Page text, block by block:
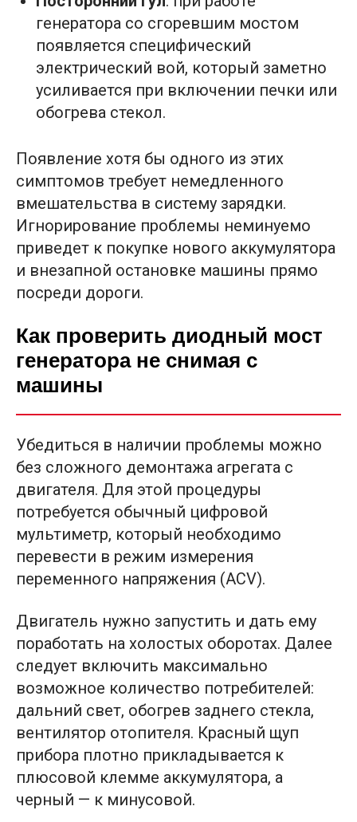
генератора со сгоревшим мостом
появляется специфический
электрический вой, который заметно
усиливается при включении печки или
обогрева стекол.
Появление хотя бы одного из этих
симптомов требует немедленного
вмешательства в систему зарядки.
Игнорирование проблемы неминуемо
приведет к покупке нового аккумулятора
и внезапной остановке машины прямо
посреди дороги.
Как проверить диодный мост
генератора не снимая с
машины
Убедиться в наличии проблемы можно
без сложного демонтажа агрегата с
двигателя. Для этой процедуры
потребуется обычный цифровой
мультиметр, который необходимо
перевести в режим измерения
переменного напряжения (ACV).
Двигатель нужно запустить и дать ему
поработать на холостых оборотах. Далее
следует включить максимально
возможное количество потребителей:
дальний свет, обогрев заднего стекла,
вентилятор отопителя. Красный щуп
прибора плотно прикладывается к
плюсовой клемме аккумулятора, а
черный — к минусовой.